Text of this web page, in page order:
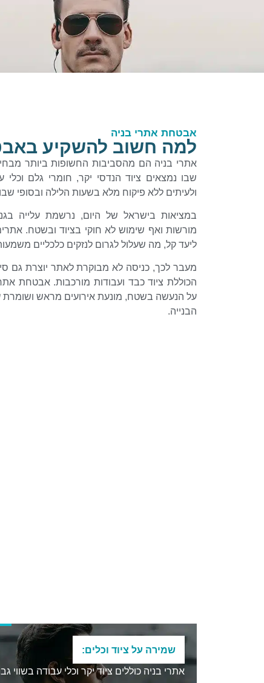
אבטחת אתרי בניה
למה חשוב להשקיע
אתרי בניה הם מהסביבות החשופות ביותר
שבו נמצאים ציוד הנדסי יקר, חומרי גלם וכלי
ולעיתים ללא פיקוח מלא בשעות הלילה ובסופי
במציאות בישראל של היום, נרשמת עלייה
מורשות ואף שימוש לא חוקי בציוד ובשטח.
ליעד קל, מה שעלול לגרום לנזקים כלכליים
מעבר לכך, כניסה לא מבוקרת לאתר יוצרת גם
הכוללת ציוד כבד ועבודות מורכבות. אבטחת
על הנעשה בשטח, מונעת אירועים מראש ושומרת
הבנייה.
שמירה על ציוד וכלים:
אתרי בניה כוללים ציוד יקר וכלי עבודה בשווי